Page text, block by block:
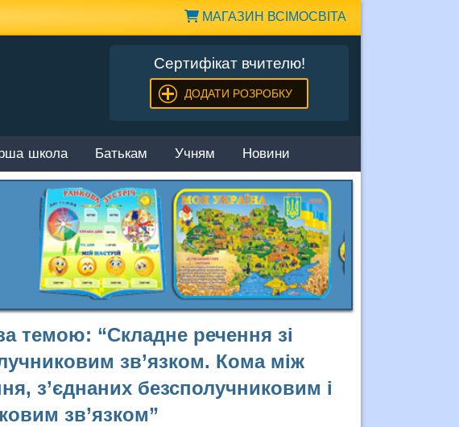
МАГАЗИН ВСІМОСВІТА
Сертифікат вчителю!
ДОДАТИ РОЗРОБКУ
школа Батькам Учням Новини
темою: “Складне речення зі
зв’язком. Кома між
з’єднаних безсполучниковим і
зв’язком”